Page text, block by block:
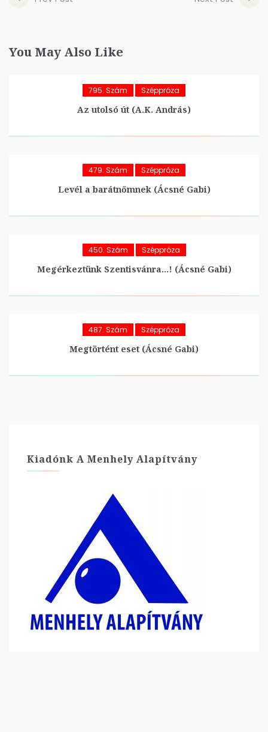
You May Also Like
795. Szám Széppróza
Az utolsó út (A.K. András)
479. Szám Széppróza
Levél a barátnőmnek (Ácsné Gabi)
450. Szám Széppróza
Megérkeztünk Szentisvánra…! (Ácsné Gabi)
487. Szám Széppróza
Megtörtént eset (Ácsné Gabi)
Kiadónk A Menhely Alapítvány